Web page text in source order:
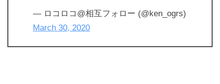
— ロコロコ@相互フォロー (@ken_ogrs)
March 30, 2020